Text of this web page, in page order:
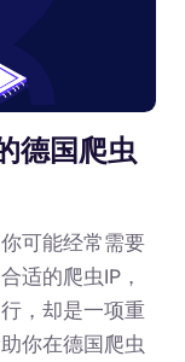
德国爬虫
可能经常需要
适的爬虫IP，
，却是一项重
你在德国爬虫